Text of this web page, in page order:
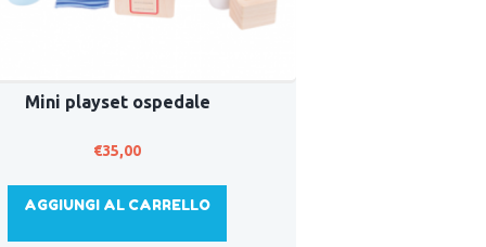
Mini playset ospedale
€35,00
AGGIUNGI AL CARRELLO